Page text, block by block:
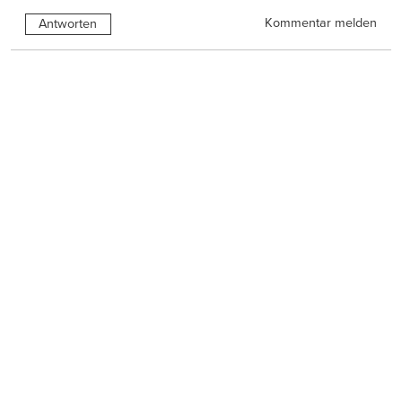
Antworten Kommentar melden